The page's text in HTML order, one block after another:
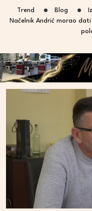
Trend Blog
Načelnik Andrić morao